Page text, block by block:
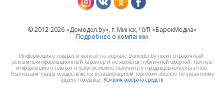
© 2012-2026 «Домодел.by», г. Минск, ЧУП «БарокМедиа»
Подробнее о компании
Информация о товарах и услугах на портале Domodel.by носит справочный,
рекламно-информационный характер и не является публичной офертой. Полную
информацию о товарах и услугах можно получить у продавцов-консультантов.
Реализация товара осуществляется в стационарном торговом объекте по указанному
адресу продавца. Условия возврата средств